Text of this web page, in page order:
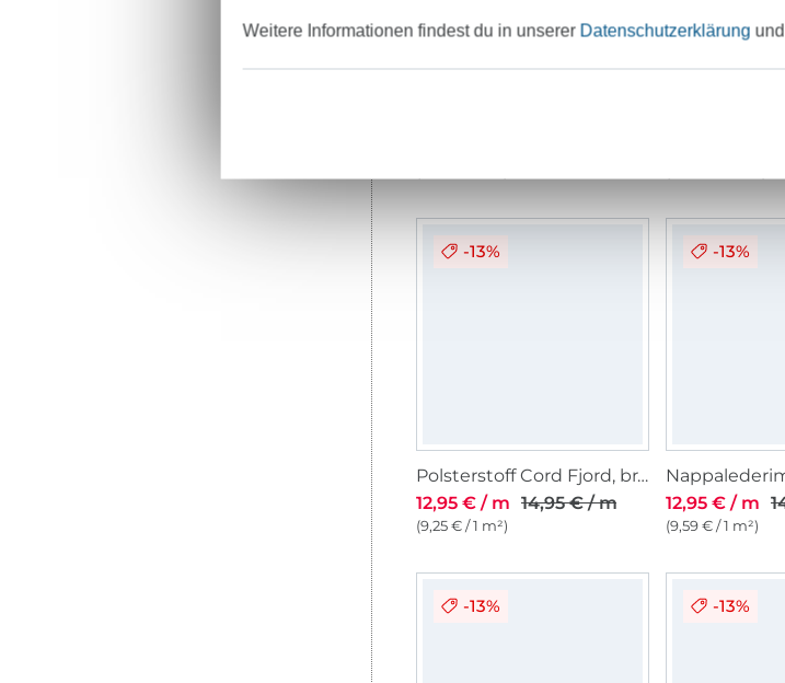
-13%
Polsterstoff Cord Fjord, braun
12,95 € / m 14,95 € / m
(9,25 € / 1 m²)
-13%
12,95 € / m
(9,59 € / 1 m²)
-13% -13%
Weitere Informationen findest du in unserer Datenschutzerklärung